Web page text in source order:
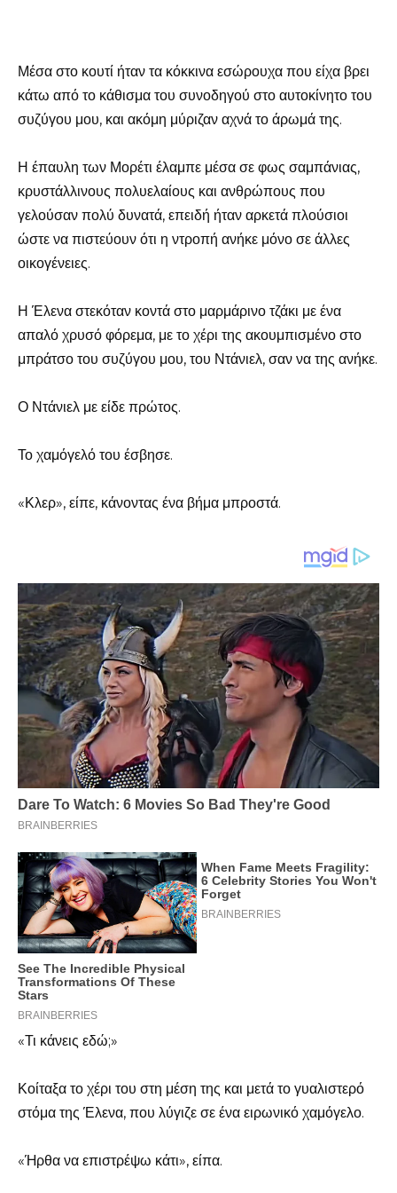
Μέσα στο κουτί ήταν τα κόκκινα εσώρουχα που είχα βρει
κάτω από το κάθισμα του συνοδηγού στο αυτοκίνητο του
συζύγου μου, και ακόμη μύριζαν αχνά το άρωμά της.
Η έπαυλη των Μορέτι έλαμπε μέσα σε φως σαμπάνιας,
κρυστάλλινους πολυελαίους και ανθρώπους που
γελούσαν πολύ δυνατά, επειδή ήταν αρκετά πλούσιοι
ώστε να πιστεύουν ότι η ντροπή ανήκε μόνο σε άλλες
οικογένειες.
Η Έλενα στεκόταν κοντά στο μαρμάρινο τζάκι με ένα
απαλό χρυσό φόρεμα, με το χέρι της ακουμπισμένο στο
μπράτσο του συζύγου μου, του Ντάνιελ, σαν να της ανήκε.
Ο Ντάνιελ με είδε πρώτος.
Το χαμόγελό του έσβησε.
«Κλερ», είπε, κάνοντας ένα βήμα μπροστά.
«Τι κάνεις εδώ;»
Κοίταξα το χέρι του στη μέση της και μετά το γυαλιστερό
στόμα της Έλενα, που λύγιζε σε ένα ειρωνικό χαμόγελο.
«Ήρθα να επιστρέψω κάτι», είπα.